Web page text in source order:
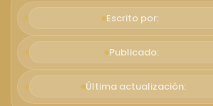
Escrito por:
Publicado:
Última actualización: